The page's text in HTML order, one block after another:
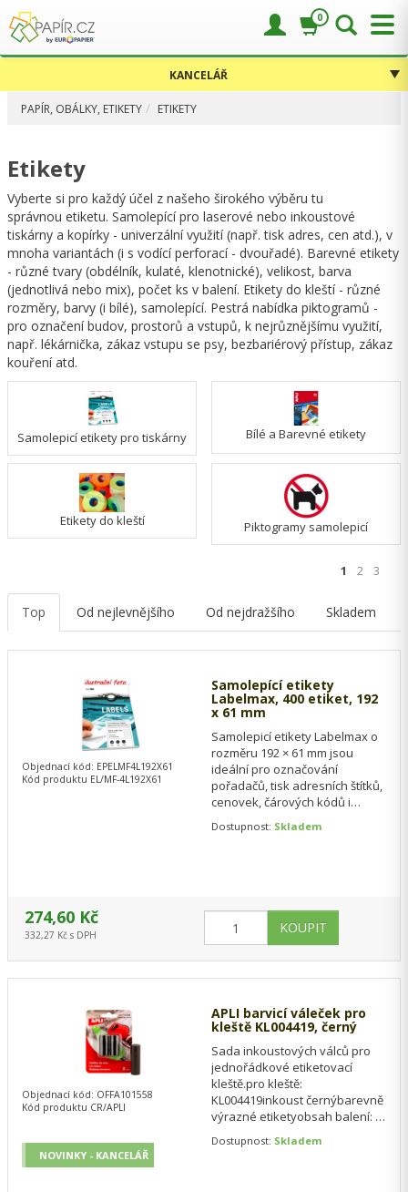
KANCELÁŘ
PAPÍR, OBÁLKY, ETIKETY ETIKETY
Etikety
Vyberte si pro každý účel z našeho širokého výběru tu
správnou etiketu. Samolepící pro laserové nebo inkoustové
tiskárny a kopírky - univerzální využití (např. tisk adres, cen atd.), v
mnoha variantách (i s vodící perforací - dvouřadé). Barevné etikety
- různé tvary (obdélník, kulaté, klenotnické), velikost, barva
(jednotlivá nebo mix), počet ks v balení. Etikety do kleští - různé
rozměry, barvy (i bílé), samolepící. Pestrá nabídka piktogramů -
pro označení budov, prostorů a vstupů, k nejrůznějšímu využití,
např. lékárnička, zákaz vstupu se psy, bezbariérový přístup, zákaz
kouření atd.
Samolepicí etikety pro tiskárny Bílé a Barevné etikety
Etikety do kleští Piktogramy samolepicí
1 2 3
Top Od nejlevnějšího Od nejdražšího Skladem
Samolepící etikety
Labelmax, 400 etiket, 192
x 61 mm
Samolepicí etikety Labelmax o
rozměru 192 × 61 mm jsou
ideální pro označování
pořadačů, tisk adresních štítků,
cenovek, čárových kódů i
opatřeny silně…
Dostupnost: Skladem
Objednací kód: EPELMF4L192X61
Kód produktu EL/MF-4L192X61
274,60 Kč
332,27 Kč s DPH
APLI barvicí váleček pro
kleště KL004419, černý
Sada inkoustových válců pro
jednořádkové etiketovací
kleště.pro kleště:
KL004419inkoust černýbarevně
výrazné etiketyobsah balení: 2
Dostupnost: Skladem
Objednací kód: OFFA101558
Kód produktu CR/APLI
NOVINKY - KANCELÁŘ
0